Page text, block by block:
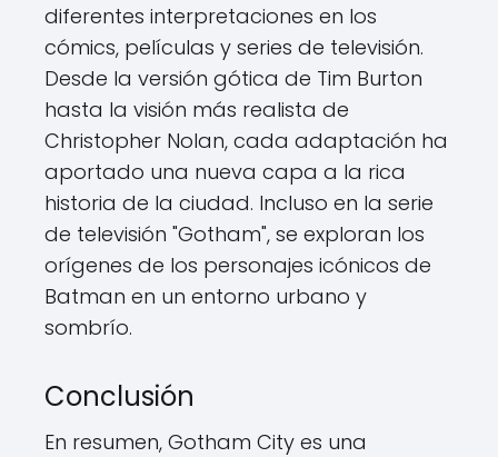
diferentes interpretaciones en los
cómics, películas y series de televisión.
Desde la versión gótica de Tim Burton
hasta la visión más realista de
Christopher Nolan, cada adaptación ha
aportado una nueva capa a la rica
historia de la ciudad. Incluso en la serie
de televisión "Gotham", se exploran los
orígenes de los personajes icónicos de
Batman en un entorno urbano y
sombrío.
Conclusión
En resumen, Gotham City es una